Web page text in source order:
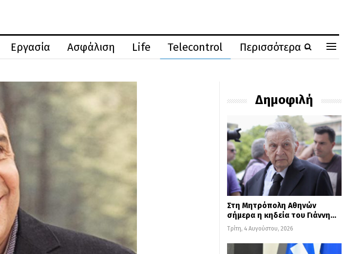
Εργασία Ασφάλιση Life Telecontrol Περισσότερα
Δημοφιλή
Στη Μητρόπολη Αθηνών
σήμερα η κηδεία του Γιάννη…
Τρίτη, 4 Αυγούστου, 2026